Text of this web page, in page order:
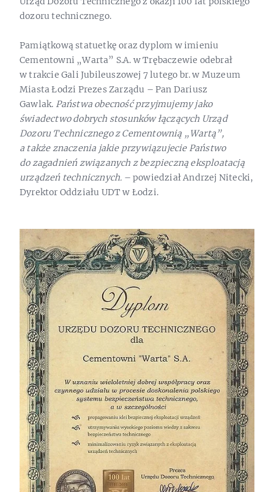
dozoru technicznego.
Pamiątkową statuetkę oraz dyplom w imieniu
Cementowni „Warta” S.A. w Trębaczewie odebrał
w trakcie Gali Jubileuszowej 7 lutego br. w Muzeum
Miasta Łodzi Prezes Zarządu – Pan Dariusz
Gawlak. Państwa obecność przyjmujemy jako
świadectwo dobrych stosunków łączących Urząd
Dozoru Technicznego z Cementownią „Wartą”,
a także znaczenia jakie przywiązujecie Państwo
do zagadnień związanych z bezpieczną eksploatacją
urządzeń technicznych. – powiedział Andrzej Nitecki,
Dyrektor Oddziału UDT w Łodzi.